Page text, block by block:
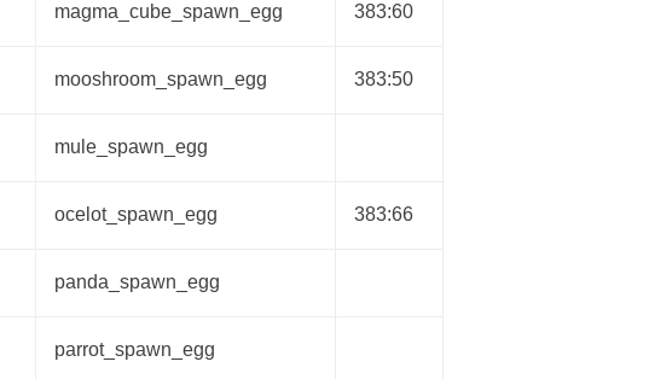
magma_cube_spawn_egg 383:60
mooshroom_spawn_egg 383:50
mule_spawn_egg
ocelot_spawn_egg 383:66
panda_spawn_egg
parrot_spawn_egg